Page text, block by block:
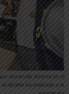
desarrolla Amimet en el
alcalde ha realizado a la